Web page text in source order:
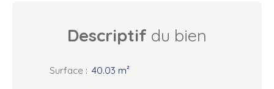
Descriptif du bien
Surface : 40.03 m²